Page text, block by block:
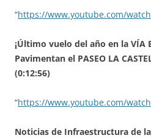
“https://www.youtube.com/
¡Último vuelo del año en la VÍA
Pavimentan el PASEO LA
(0:12:56)
“https://www.youtube.com/
Noticias de Infraestructura de